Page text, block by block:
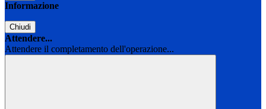
Informazione
Chiudi
Attendere...
Attendere il completamento dell'operazione...